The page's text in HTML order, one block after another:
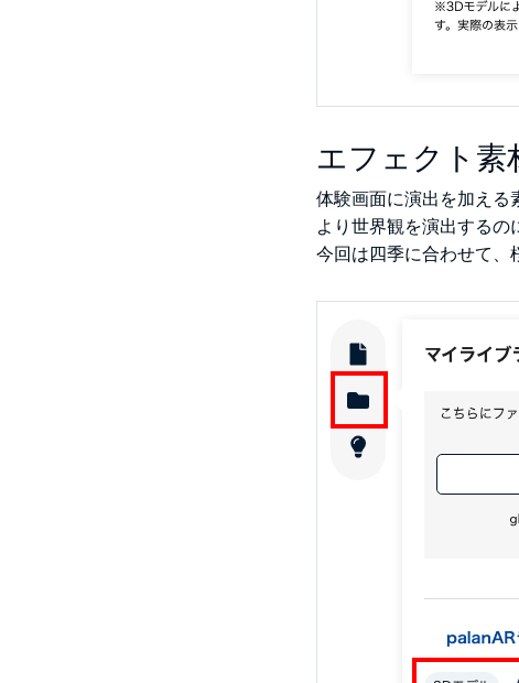
エフェクト素
体験画面に演出を加える
より世界観を演出するの
今回は四季に合わせて、